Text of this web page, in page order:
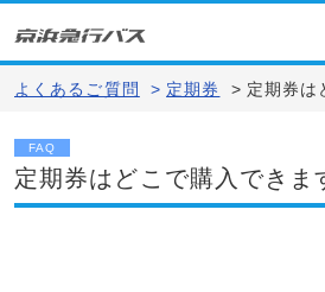
よくあるご質問 > 定期券 > 定期券は
FAQ
定期券はどこで購入できま